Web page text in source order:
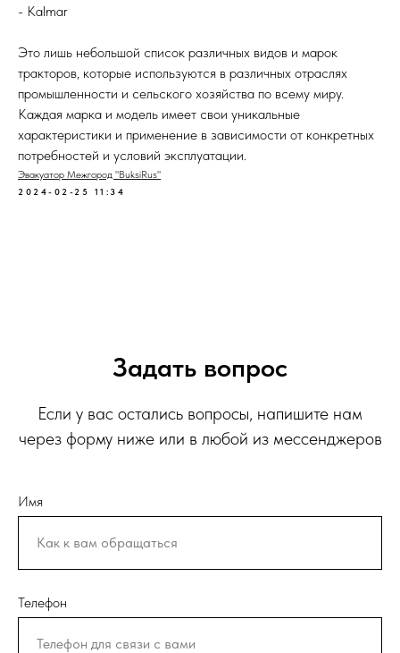
- Kalmar
Это лишь небольшой список различных видов и марок
тракторов, которые используются в различных отраслях
промышленности и сельского хозяйства по всему миру.
Каждая марка и модель имеет свои уникальные
характеристики и применение в зависимости от конкретных
потребностей и условий эксплуатации.
Эвакуатор Межгород "BuksiRus"
2024-02-25 11:34
Задать вопрос
Если у вас остались вопросы, напишите нам
через форму ниже или в любой из мессенджеров
Имя
Телефон